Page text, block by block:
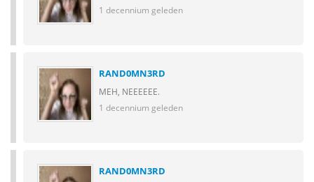
1 decennium geleden
RAND0MN3RD
MEH, NEEEEEE.
1 decennium geleden
RAND0MN3RD